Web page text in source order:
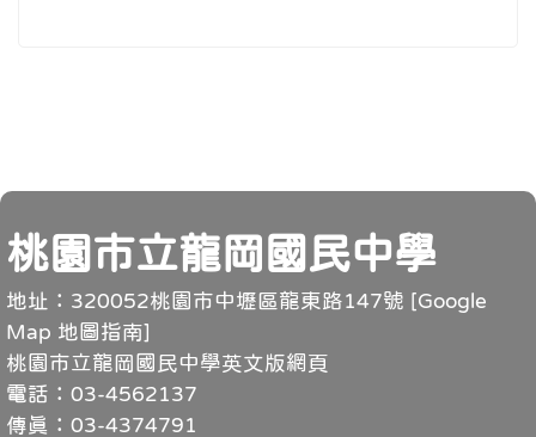
頁尾
桃園市立龍岡國民中學
地址：320052桃園市中壢區龍東路147號 [Google
Map 地圖指南]
桃園市立龍岡國民中學英文版網頁
電話：03-4562137
傳真：03-4374791